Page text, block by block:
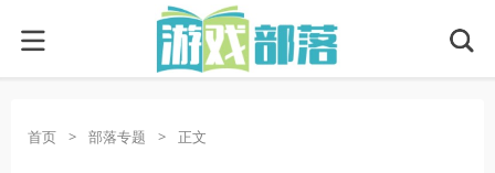
首页 > 部落专题 > 正文